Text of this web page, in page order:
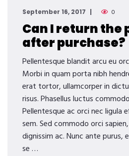
September 16, 2017 0
Can I return the
after purchase?
Pellentesque blandit arcu eu
Morbi in quam porta nibh
erat tortor, ullamcorper in
risus. Phasellus luctus
Pellentesque ac orci nec ligula
sem. Sed commodo orci
dignissim ac. Nunc ante
se …